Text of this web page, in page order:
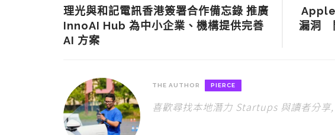
理光與和記電訊香港簽署合作備忘錄 推廣
InnoAI Hub 為中小企業、機構提供完善
AI 方案
Apple
漏洞
THE AUTHOR PIERCE
喜歡尋找本地潛力 Startups 與讀者分享